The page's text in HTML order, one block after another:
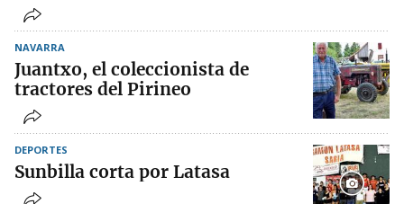
NAVARRA
Juantxo, el coleccionista de
tractores del Pirineo
DEPORTES
Sunbilla corta por Latasa